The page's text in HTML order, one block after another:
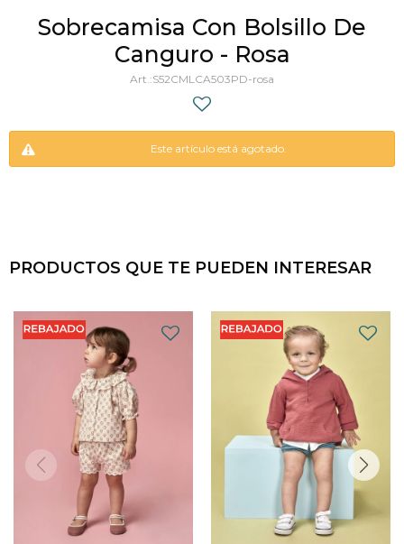
Sobrecamisa Con Bolsillo De
Canguro - Rosa
S52CMLCA503PD-rosa
Este artículo está agotado.
PRODUCTOS QUE TE PUEDEN INTERESAR